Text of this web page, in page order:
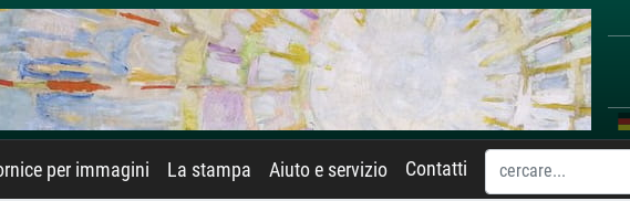
per immagini La stampa Aiuto e servizio Contatti